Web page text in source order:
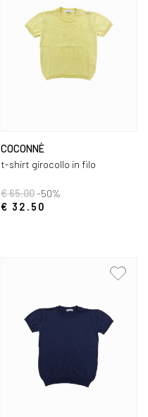
COCONNÈ
t-shirt girocollo in filo
€ 65.00-50%
€ 32.50